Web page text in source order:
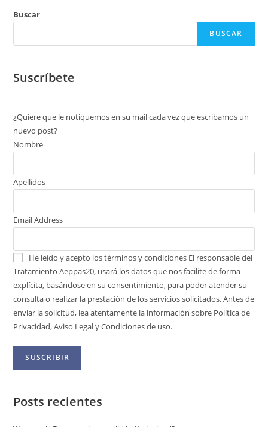
Buscar
BUSCAR
Suscríbete
¿Quiere que le notiquemos en su mail cada vez que escribamos un
nuevo post?
Nombre
Apellidos
Email Address
He leído y acepto los términos y condiciones El responsable del
Tratamiento Aeppas20, usará los datos que nos facilite de forma
explícita, basándose en su consentimiento, para poder atender su
consulta o realizar la prestación de los servicios solicitados. Antes de
enviar la solicitud, lea atentamente la información sobre Política de
Privacidad, Aviso Legal y Condiciones de uso.
Posts recientes